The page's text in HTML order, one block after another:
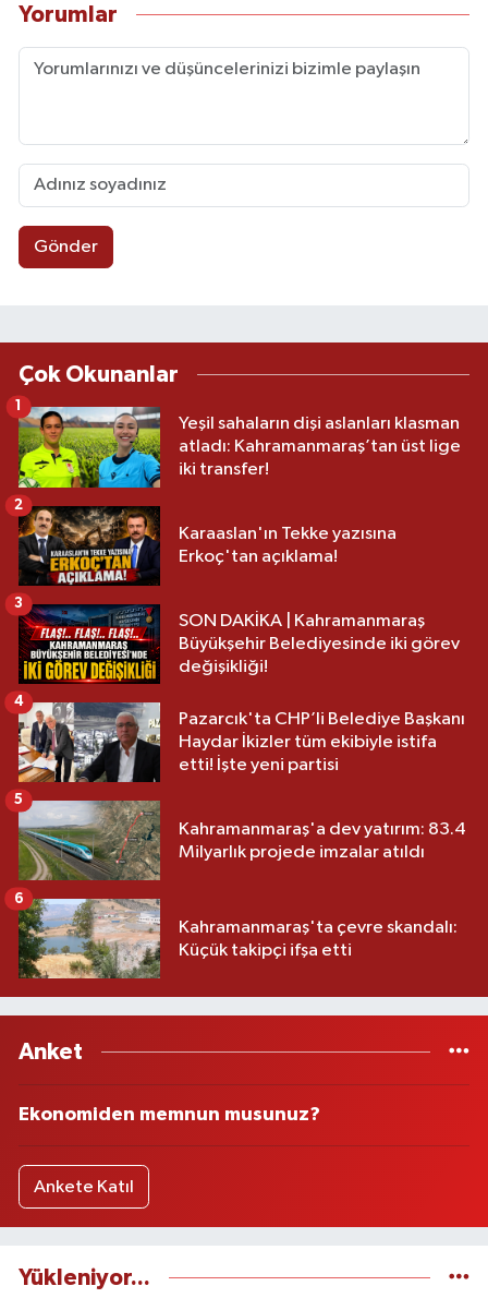
Yorumlar
Gönder
Çok Okunanlar
Yeşil sahaların dişi aslanları klasman
atladı: Kahramanmaraş’tan üst lige
iki transfer!
Karaaslan'ın Tekke yazısına
Erkoç'tan açıklama!
2
SON DAKİKA | Kahramanmaraş
Büyükşehir Belediyesinde iki görev
değişikliği!
3
Pazarcık'ta CHP’li Belediye Başkanı
Haydar İkizler tüm ekibiyle istifa
etti! İşte yeni partisi
4
Kahramanmaraş'a dev yatırım: 83.4
Milyarlık projede imzalar atıldı
5
Kahramanmaraş'ta çevre skandalı:
Küçük takipçi ifşa etti
6
Anket
Ekonomiden memnun musunuz?
Ankete Katıl
Yükleniyor...